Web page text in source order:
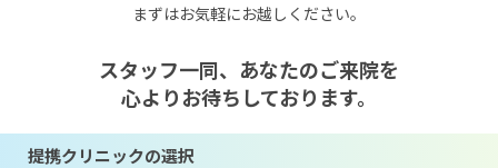
まずはお気軽にお越しください。
スタッフ一同、あなたのご来院を
心よりお待ちしております。
提携クリニックの選択